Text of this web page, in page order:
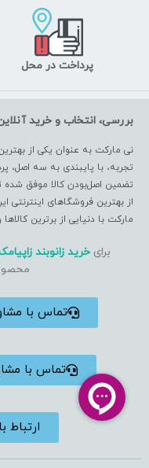
پرداخت در محل
بررسی، انتخاب و خرید
نی مارکت به عنوان یکی از
تضمین اصل‌بودن کالا موفق شده
از بهترین فروشگاهای
مارکت با دنیایی از برترین
برایخرید زانوبند
تماس با مشاورین
تماس با مشاورین
ارتباط